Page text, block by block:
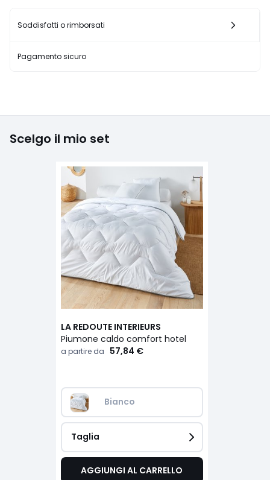
sconto
Soddisfatti o rimborsati
Pagamento sicuro
Scelgo il mio set
LA REDOUTE INTERIEURS
Piumone caldo comfort hotel
a partire da 57,84 €
Bianco
Taglia
AGGIUNGI AL CARRELLO